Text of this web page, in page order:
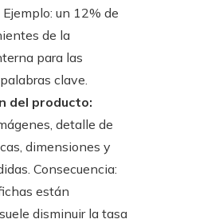
un 12% de
de la
para las
clave.
del producto:
detalle de
dimensiones y
Consecuencia:
están
disminuir la tasa